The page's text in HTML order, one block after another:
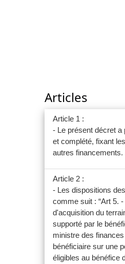
Articles
Article 1 :
- Le présent décret a
et complété, fixant
autres financements.
Article 2 :
- Les dispositions
comme suit : “Art 5.
d'acquisition du
supporté par le
ministre des
bénéficiaire sur une
éligibles au bénéfice